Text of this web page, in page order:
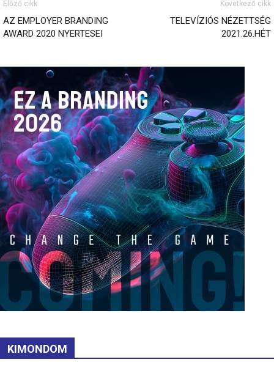
Előző cikk
AZ EMPLOYER BRANDING
AWARD 2020 NYERTESEI
Következő cikk
TELEVÍZIÓS NÉZETTSÉG
2021.26.HÉT
KIMONDOM